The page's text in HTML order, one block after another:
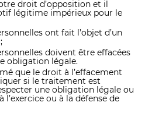
droit d’opposition et il
légitime impérieux pour le
ont fait l’objet d’un
doivent être effacées
obligation légale.
que le droit à l’effacement
si le traitement est
une obligation légale ou
l’exercice ou à la défense de